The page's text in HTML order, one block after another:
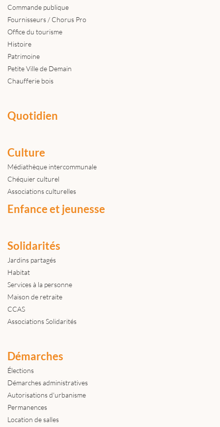
Commande publique
Fournisseurs / Chorus Pro
Office du tourisme
Histoire
Patrimoine
Petite Ville de Demain
Chaufferie bois
Quotidien
Culture
Médiathèque intercommunale
Chéquier culturel
Associations culturelles
Enfance et jeunesse
Solidarités
Jardins partagés
Habitat
Services à la personne
Maison de retraite
CCAS
Associations Solidarités
Démarches
Élections
Démarches administratives
Autorisations d'urbanisme
Permanences
Location de salles